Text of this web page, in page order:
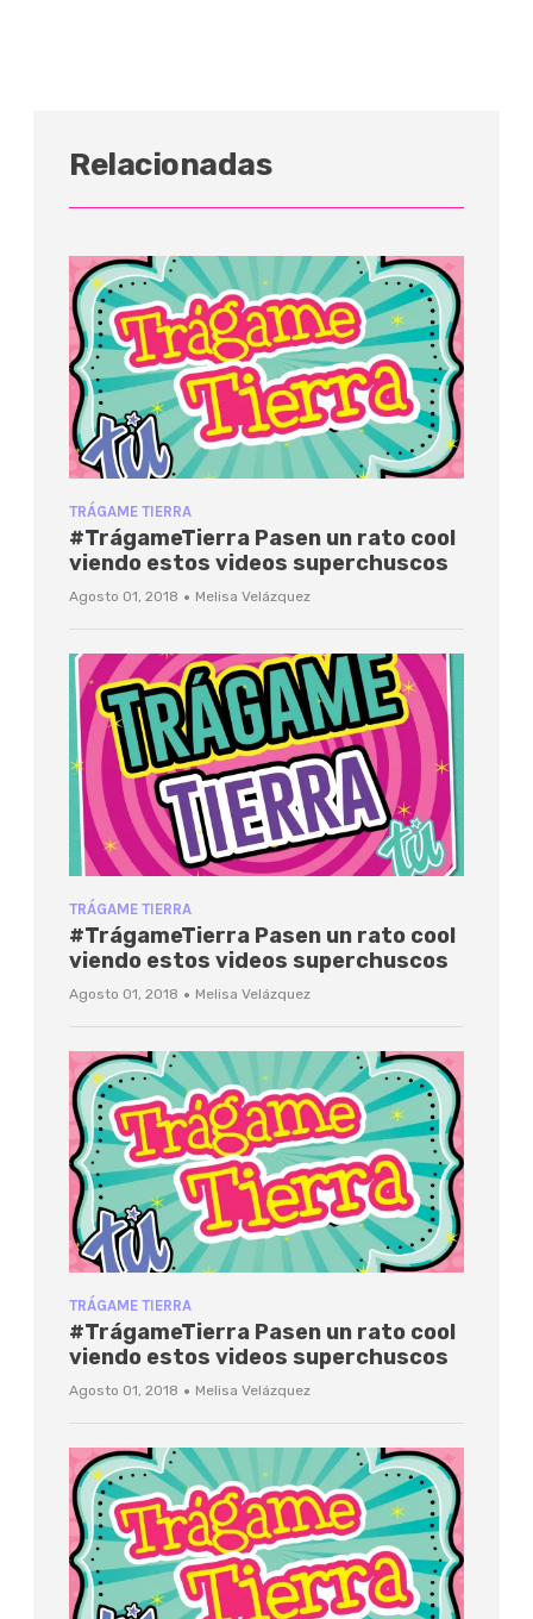
Relacionadas
TRÁGAME TIERRA
#TrágameTierra Pasen un rato cool
viendo estos videos superchuscos
Agosto 01, 2018 · Melisa Velázquez
TRÁGAME TIERRA
#TrágameTierra Pasen un rato cool
viendo estos videos superchuscos
Agosto 01, 2018 · Melisa Velázquez
TRÁGAME TIERRA
#TrágameTierra Pasen un rato cool
viendo estos videos superchuscos
Agosto 01, 2018 · Melisa Velázquez